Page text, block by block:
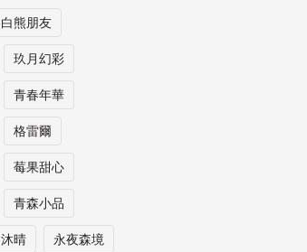
白熊朋友
玖月幻彩
青春年華
格雷爾
莓果甜心
青森小品
沐晴 永夜森境